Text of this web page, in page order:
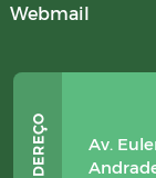
Webmail
Av.